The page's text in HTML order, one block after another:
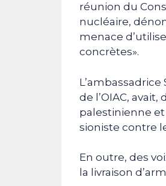
réunion du
nucléaire,
menace
concrètes».
de l’OIAC,
palestinienne
sioniste contre
En outre, des
la livraison